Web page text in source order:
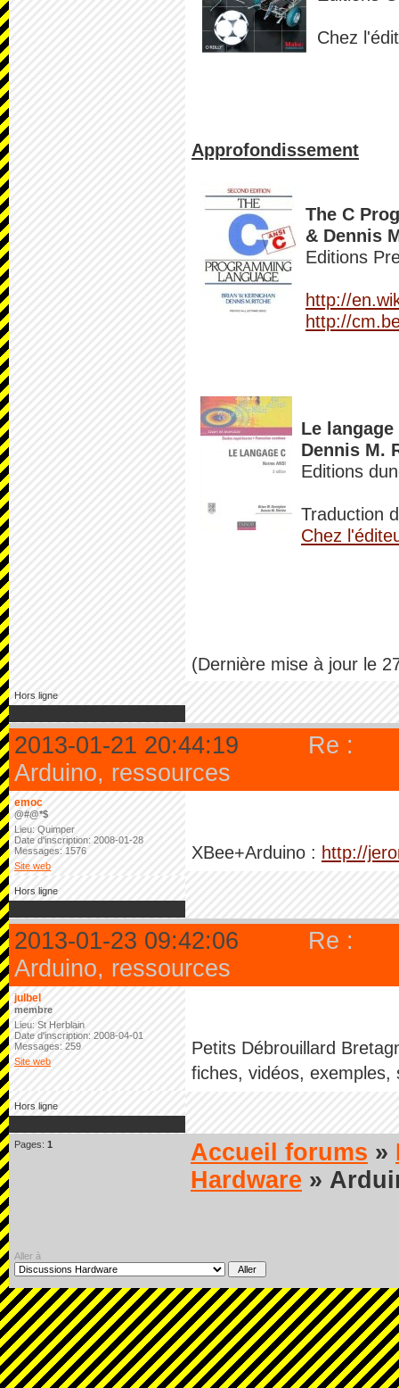
Chez
Approfondissement
The C
& Dennis
Editions
http://
http://
Le
Dennis M.
Editions
Traduction
Chez
(Dernière mise à jour le
Hors ligne
2013-01-21 20:44:19
Re :
Arduino, ressources
emoc
@#@*$
Lieu: Quimper
Date d'inscription: 2008-01-28
Messages: 1576
Site web
XBee+Arduino : http://
Hors ligne
2013-01-23 09:42:06
Re :
Arduino, ressources
julbel
membre
Lieu: St Herblain
Date d'inscription: 2008-04-01
Messages: 259
Site web
Petits Débrouillard
fiches, vidéos, exemples,
Hors ligne
Pages: 1 Accueil forums »
Hardware »
Aller à